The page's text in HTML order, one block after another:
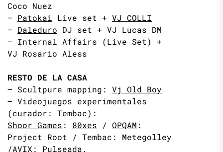
Coco Nuez
– Patokai Live set + VJ COLLI
– Daleduro DJ set + VJ Lucas DM
– Internal Affairs (Live Set) +
VJ Rosario Aless
RESTO DE LA CASA
– Scultpure mapping: Vj Old Boy
– Videojuegos experimentales
(curador: Tembac):
Shoor Games : 80xes / OPQAM :
Project Root / Tembac: Metegolley
/AVIX : Pulseada.